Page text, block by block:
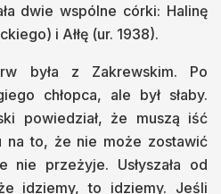
dwie wspólne córki: Halinę
i Ałłę (ur. 1938).
była z Zakrewskim. Po
chłopca, ale był słaby.
powiedział, że muszą iść
na to, że nie może zostawić
przeżyje. Usłyszała od
idziemy, to idziemy. Jeśli